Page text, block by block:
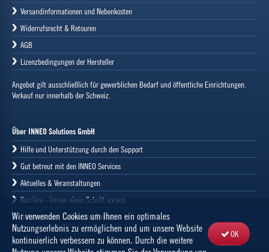
Versandinformationen und Nebenkosten
Widerrufsrecht & Retouren
AGB
Lizenzbedingungen der Hersteller
Angebot gilt ausschließlich für gewerblichen Bedarf und öffentliche Einrichtungen.
Verkauf nur innerhalb der Schweiz.
Über INNEO Solutions GmbH
Hilfe und Unterstützung durch den Support
Gut betreut mit den INNEO Services
Aktuelles & Veranstaltungen
Karriere - immer einen Schritt voraus
Unternehmen, Zahlen und Fakten
Wir verwenden Cookies um Ihnen ein optimales
Nutzungserlebnis zu ermöglichen und um unsere Website
kontinuierlich verbessern zu können. Durch die weitere
OK